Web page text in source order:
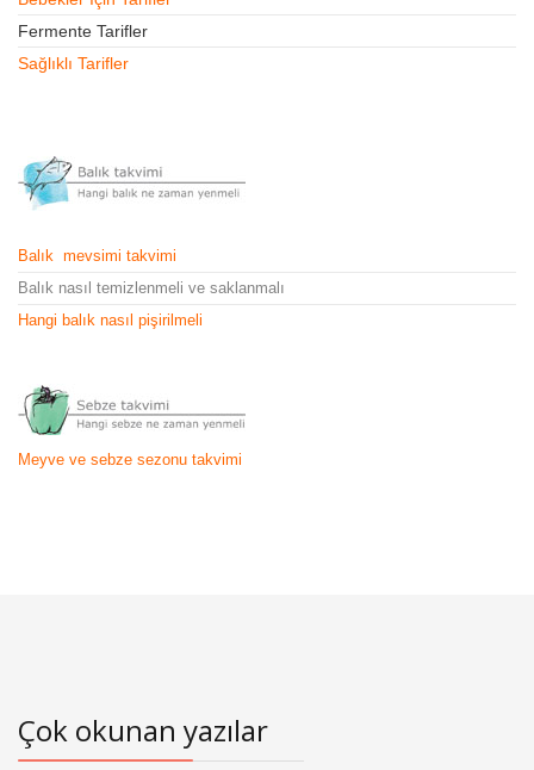
Fermente Tarifler
Sağlıklı Tarifler
Balık mevsimi takvimi
Balık nasıl temizlenmeli ve saklanmalı
Hangi balık nasıl pişirilmeli
Meyve ve sebze sezonu takvimi
Çok okunan yazılar